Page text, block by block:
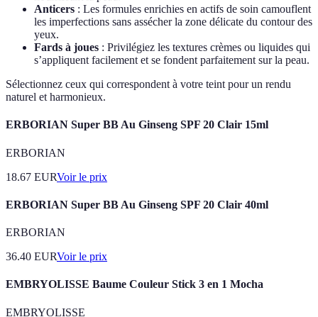
Anticers : Les formules enrichies en actifs de soin camouflent
les imperfections sans assécher la zone délicate du contour des
yeux.
Fards à joues : Privilégiez les textures crèmes ou liquides qui
s’appliquent facilement et se fondent parfaitement sur la peau.
Sélectionnez ceux qui correspondent à votre teint pour un rendu
naturel et harmonieux.
ERBORIAN Super BB Au Ginseng SPF 20 Clair 15ml
ERBORIAN
18.67 EURVoir le prix
ERBORIAN Super BB Au Ginseng SPF 20 Clair 40ml
ERBORIAN
36.40 EURVoir le prix
EMBRYOLISSE Baume Couleur Stick 3 en 1 Mocha
EMBRYOLISSE